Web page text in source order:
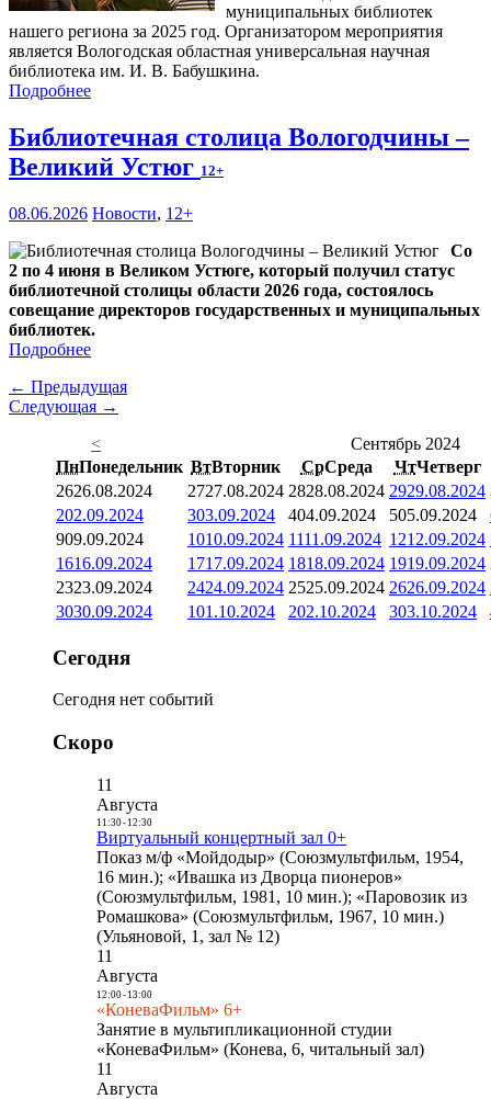
муниципальных библиотек
нашего региона за 2025 год. Организатором мероприятия
является Вологодская областная универсальная научная
библиотека им. И. В. Бабушкина.
Подробнее
Библиотечная столица Вологодчины –
Великий Устюг 12+
08.06.2026 Новости, 12+
Со
2 по 4 июня в Великом Устюге, который получил статус
библиотечной столицы области 2026 года, состоялось
совещание директоров государственных и муниципальных
библиотек.
Подробнее
← Предыдущая
Следующая →
<
Сентябрь 2024
ПнПонедельник ВтВторник СрСреда ЧтЧетверг
2626.08.2024 2727.08.2024 2828.08.2024 2929.08.2024
202.09.2024 303.09.2024 404.09.2024 505.09.2024
909.09.2024 1010.09.2024 1111.09.2024 1212.09.2024
1616.09.2024 1717.09.2024 1818.09.2024 1919.09.2024
2323.09.2024 2424.09.2024 2525.09.2024 2626.09.2024
3030.09.2024 101.10.2024 202.10.2024 303.10.2024
Сегодня
Сегодня нет событий
Скоро
11
Августа
11:30- 12:30
Виртуальный концертный зал 0+
Показ м/ф «Мойдодыр» (Союзмультфильм, 1954,
16 мин.); «Ивашка из Дворца пионеров»
(Союзмультфильм, 1981, 10 мин.); «Паровозик из
Ромашкова» (Союзмультфильм, 1967, 10 мин.)
(Ульяновой, 1, зал № 12)
11
Августа
12:00- 13:00
«КоневаФильм» 6+
Занятие в мультипликационной студии
«КоневаФильм» (Конева, 6, читальный зал)
11
Августа